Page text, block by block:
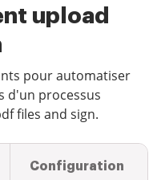
upload
pour automatiser
d'un processus
files and sign.
Configuration